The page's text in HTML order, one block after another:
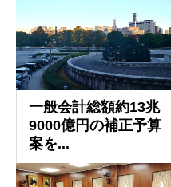
一般会計総額約13兆
9000億円の補正予算
案を...